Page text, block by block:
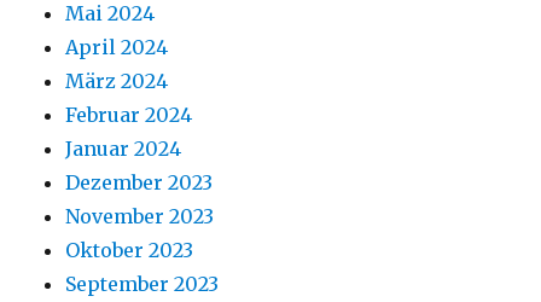
Mai 2024
April 2024
März 2024
Februar 2024
Januar 2024
Dezember 2023
November 2023
Oktober 2023
September 2023